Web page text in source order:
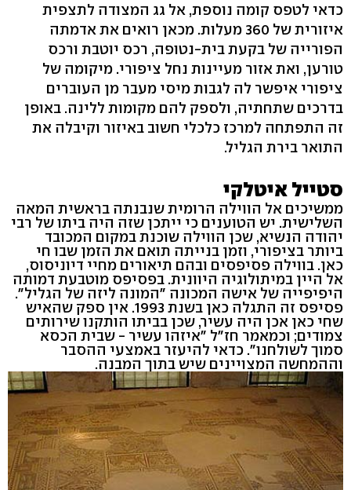
כדאי לטפס קומה נוספת, אל גג המצודה לתצפית
איזורית של 360 מעלות. מכאן רואים את אדמתה
הפורייה של בקעת בית-נטופה, רכס יוטבת ורכס
טורען, ואת אזור מעיינות נחל ציפורי. מיקומה של
ציפורי איפשר לה לגבות מיסי מעבר מן העוברים
בדרכים שתחתיה, ולספק להם מקומות ללינה. באופן
זה התפתחה למרכז כלכלי חשוב באיזור וקיבלה את
התואר בירת הגליל.
סטייל איטלקי
ממשיכים אל הווילה הרומית שנבנתה בראשית המאה
השלישית. יש הטוענים כי ייתכן שזה היה ביתו של רבי
יהודה הנשיא, שכן הווילה שוכנת במקום המכובד
ביותר בציפורי, וזמן בנייתה תואם את הזמן שבו חי
כאן. בווילה פסיפסים ובהם תיאורים מחיי דיוניסוס,
אל היין במיתולוגיה היוונית. בפסיפס מוטבעת דמותה
היפיפייה של אישה המכונה "המונה ליזה של הגליל".
פסיפס זה התגלה כאן בשנת 1993. אין ספק שהאיש
שחי כאן אכן היה עשיר, שכן בביתו הותקנו שירותים
צמודים; וכמאמר חז"ל "איזהו עשיר - שבית הכסא
סמוך לשולחנו". כדאי להיעזר באמצעי ההסבר
וההמחשה המצויינים שיש בתוך המבנה.